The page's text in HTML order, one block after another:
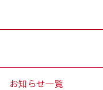
お知らせ一覧